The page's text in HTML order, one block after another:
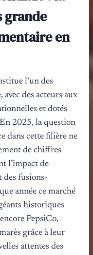
grande
en
l’un des
des acteurs aux
et dotés
2025, la question
dans cette filière ne
de chiffres
l’impact de
des fusions-
année ce marché
historiques
PepsiCo,
grâce à leur
attentes des